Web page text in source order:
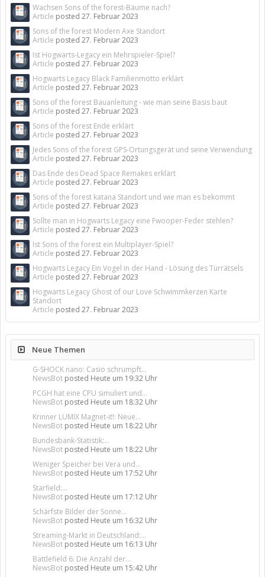
Wachsen Sons of the forest-Bäume nach?
Article posted 27. Februar 2023
Sons of the forest Modern Axe Standort
Article posted 27. Februar 2023
Ist Hogwarts-Legacy ein Mehrspieler-Spiel?
Article posted 27. Februar 2023
Hogwarts Legacy Black Familienmotto erklärt
Article posted 27. Februar 2023
Sons of the forest Bauanleitung - wie man seine Basis baut
Article posted 27. Februar 2023
Sons of the forest Ende erklärt
Article posted 27. Februar 2023
Jedes Sons of the forest GPS-Ortungsgerät und seine Verwendung
Article posted 27. Februar 2023
Das Ende des Dead Space Remakes erklärt
Article posted 27. Februar 2023
Sons of the forest katana Standort und wie man es bekommt
Article posted 27. Februar 2023
Sollte man in Hogwarts Legacy eine Fwooper-Feder stehlen?
Article posted 27. Februar 2023
Ist Sons of the forest ein Multiplayer-Spiel?
Article posted 27. Februar 2023
Hogwarts Legacy Ein Vogel in der Hand - Lösung des Türrätsels
Article posted 27. Februar 2023
Hogwarts Legacy Ghost of our Love Schwimmkerzen Karte
Standort
Article posted 27. Februar 2023
Neue Themen
G-SHOCK nano: Casio schrumpft...
NewsBot posted Heute um 19:32 Uhr
PCGH hat eine CPU simuliert und...
NewsBot posted Heute um 18:32 Uhr
Krinner LUMIX Magnet-it!: Neue...
NewsBot posted Heute um 18:22 Uhr
Bundesbank-Statistik:...
NewsBot posted Heute um 18:22 Uhr
Weniger Speicher bei Vera und...
NewsBot posted Heute um 17:52 Uhr
Starfield:...
NewsBot posted Heute um 17:12 Uhr
Schärfste Bilder der Sonne...
NewsBot posted Heute um 16:32 Uhr
Streaming-Markt in Deutschland:...
NewsBot posted Heute um 16:13 Uhr
Battlefield 6: Die Anzahl der...
NewsBot posted Heute um 15:42 Uhr